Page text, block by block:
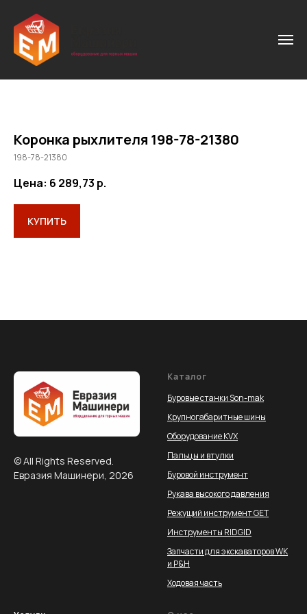
Коронка рыхлителя 198-78-21380
198-78-21380
Цена: 6 289,73 р.
КУПИТЬ
© All Rights Reserved.
Евразия Машинери, 2026
Каталог
Буровые станки Son-mak
Крупногабаритные шины
Оборудование KVX
Пальцы и втулки
Буровой инструмент
Рукава высокого давления
Режущий инструмент GET
Инструменты RIDGID
Запчасти для экскаваторов WK
и P&H
Ходовая часть